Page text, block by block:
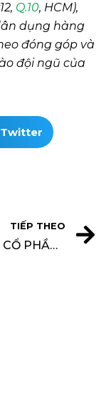
Q.10, HCM),
dụng hàng
đóng góp và
đội ngũ của
Twitter
TIẾP THEO
CÔNG TY CỔ PHẦN NỘI THẤT KHÔNG GIAN ĐẸP TUYỂN DỤNG